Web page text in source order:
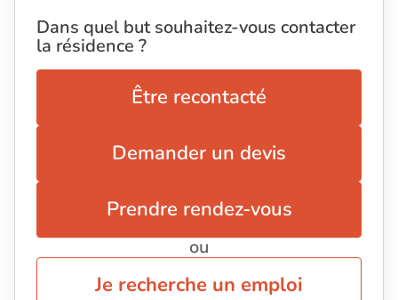
Dans quel but souhaitez-vous contacter
la résidence ?
Être recontacté
Demander un devis
Prendre rendez-vous
ou
Je recherche un emploi